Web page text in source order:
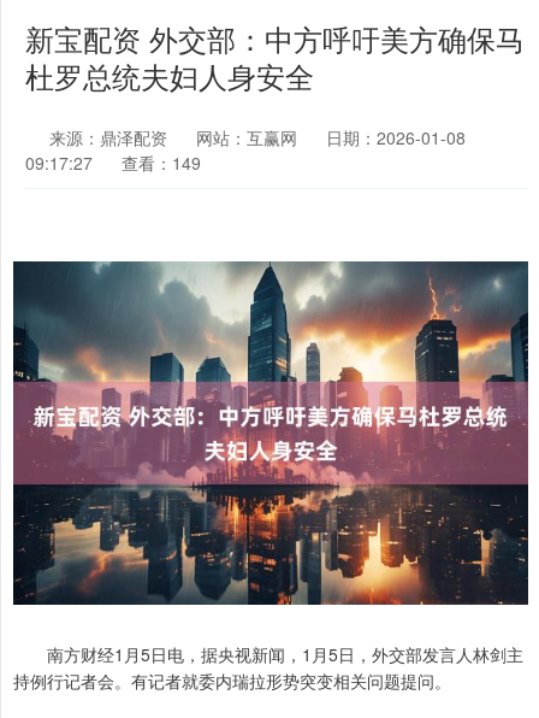
新宝配资 外交部：中方呼吁美方确保马
杜罗总统夫妇人身安全
来源：鼎泽配资 网站：互赢网
日期：2026-01-08
09:17:27
查看：149
南方财经1月5日电，据央视新闻，1月5日，外交部发言人林剑主
持例行记者会。有记者就委内瑞拉形势突变相关问题提问。